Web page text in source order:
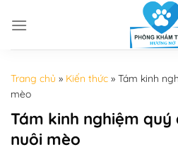
Trang chủ » Kiến thức » Tám kinh
mèo
Tám kinh nghiệm quý
nuôi mèo